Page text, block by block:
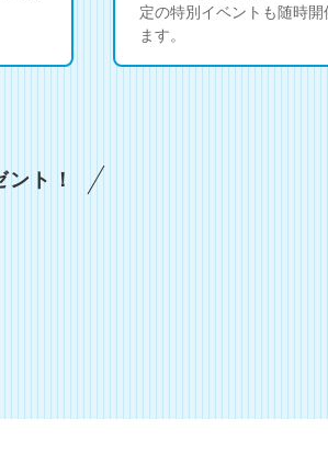
定の特別イベントも随時開
ます。
ト！